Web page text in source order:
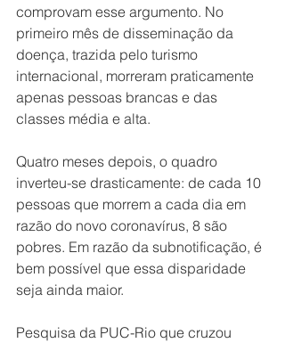
comprovam esse argumento. No
primeiro mês de disseminação da
doença, trazida pelo turismo
internacional, morreram praticamente
apenas pessoas brancas e das
classes média e alta.
Quatro meses depois, o quadro
inverteu-se drasticamente: de cada 10
pessoas que morrem a cada dia em
razão do novo coronavírus, 8 são
pobres. Em razão da subnotificação, é
bem possível que essa disparidade
seja ainda maior.
Pesquisa da PUC-Rio que cruzou